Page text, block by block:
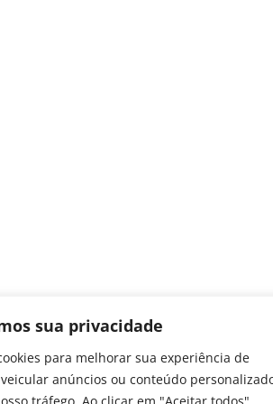
sua privacidade
para melhorar sua experiência de
veicular anúncios ou conteúdo